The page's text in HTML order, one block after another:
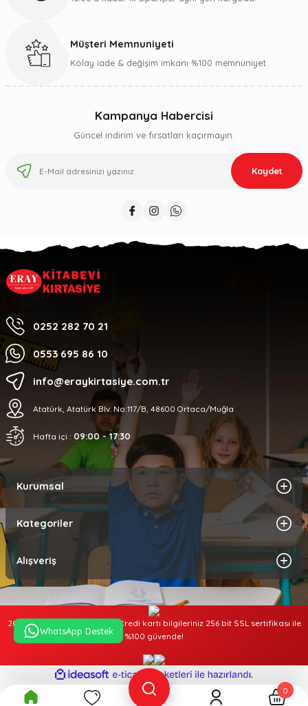
Müşteri Memnuniyeti
Kolay iade & değişim imkanı %100 memnuniyet
Kampanya Habercisi
Güncel indirim ve fırsatları kaçırmayın.
Kaydet
0252 282 70 21
0553 695 86 10
info@eraykirtasiye.com.tr
Atatürk, Atatürk Blv. No:117/B, 48600 Ortaca/Muğla
Hafta içi : 09:00 - 17:30
Kurumsal
Kategoriler
Alışveriş
2025 © Tüm hakları saklıdır. Kredi kartı bilgileriniz 256 bit SSL sertifikası ile
%100 güvende!
WhatsApp Destek
0
ideasoft
e-
ticaret
paketleri
hazırlandı.